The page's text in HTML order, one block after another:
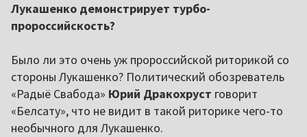
Лукашенко демонстрирует турбо-
пророссийскость?
Было ли это очень уж пророссийской риторикой со
стороны Лукашенко? Политический обозреватель
«Радыё Свабода» Юрий Дракохруст говорит
«Белсату», что не видит в такой риторике чего-то
необычного для Лукашенко.